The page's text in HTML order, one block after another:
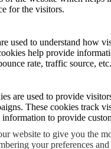
website to give you the
your preferences
for the visitors.
used to understand how
help provide
rate, traffic source, etc.
are used to provide
These cookies track
to provide